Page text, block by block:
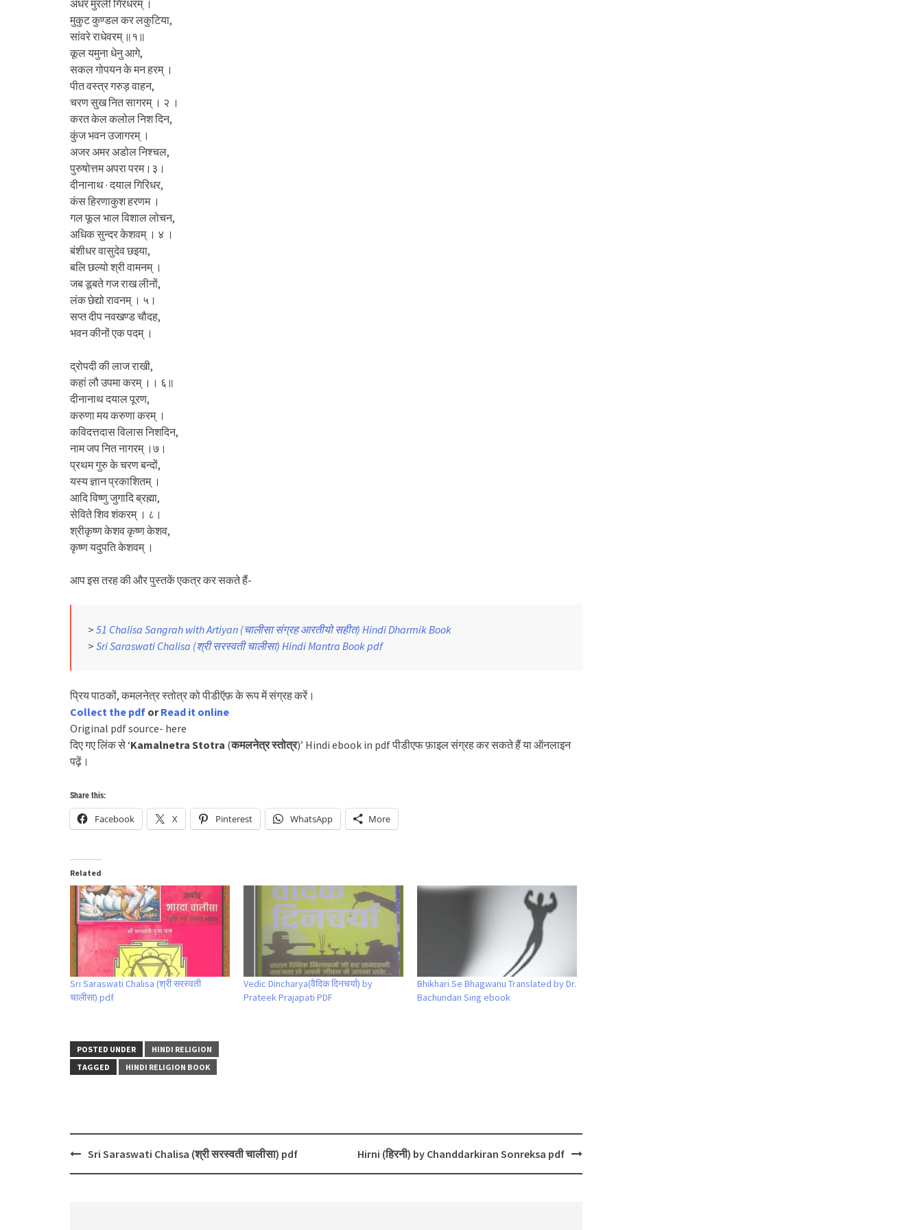
अधर मुरली गिरधरम् ।
मुकुट कुण्डल कर लकुटिया,
सांवरे राधेवरम् ॥१॥
कूल यमुना धेनु आगे,
सकल गोपयन के मन हरम् ।
पीत वस्त्र गरुड़ वाहन,
चरण सुख नित सागरम् । २ ।
करत केल कलोल निश दिन,
कुंज भवन उजागरम् ।
अजर अमर अडोल निश्चल,
पुरुषोत्तम अपरा परम।३।
दीनानाथ · दयाल गिरिधर,
कंस हिरणाकुश हरणम ।
गल फूल भाल विशाल लोचन,
अधिक सुन्दर केशवम् । ४ ।
बंशीधर वासुदेव छइया,
बलि छल्यो श्री वामनम् ।
जब डूबते गज राख लीनों,
लंक छेद्यो रावनम् । ५।
सप्त दीप नवखण्ड चौदह,
भवन कीनों एक पदम् ।
द्रोपदी की लाज राखी,
कहां लौ उपमा करम् ।। ६॥
दीनानाथ दयाल पूरण,
करुणा मय करुणा करम् ।
कविदत्तदास विलास निशदिन,
नाम जप नित नागरम् ।७।
प्रथम गुरु के चरण बन्दों,
यस्य ज्ञान प्रकाशितम् ।
आदि विष्णु जुगादि ब्रह्मा,
सेविते शिव शंकरम् । ८।
श्रीकृष्ण केशव कृष्ण केशव,
कृष्ण यदुपति केशवम् ।
आप इस तरह की और पुस्तकें एकत्र कर सकते हैं-
> 51 Chalisa Sangrah with Artiyan (चालीसा संग्रह आरतीयो सहीत) Hindi Dharmik Book
> Sri Saraswati Chalisa (श्री सरस्वती चालीसा) Hindi Mantra Book pdf
प्रिय पाठकों, कमलनेत्र स्तोत्र को पीडीऍफ़ के रूप में संग्रह करें।
Collect the pdf orRead it online
Original pdf source- here
दिए गए लिंक से ‘Kamalnetra Stotra (कमलनेत्र स्तोत्र)’ Hindi ebook in pdf पीडीएफ फ़ाइल संग्रह कर सकते हैं या ऑनलाइन
पढ़ें।
Share this:
Facebook X Pinterest WhatsApp More
Related
Sri Saraswati Chalisa (श्री सरस्वती
चालीसा) pdf
Vedic Dincharya(वैदिक दिनचर्या) by
Prateek Prajapati PDF
Bhikhari Se Bhagwanu Translated by Dr.
Bachundan Sing ebook
POSTED UNDER
HINDI RELIGION
TAGGED
HINDI RELIGION BOOK
PostSri Saraswati Chalisa (श्री सरस्वती चालीसा) pdf Hirni (हिरनी) by Chanddarkiran Sonreksa pdf